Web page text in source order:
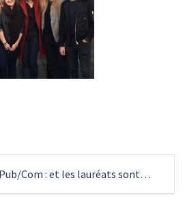
Com : et les lauréats sont…